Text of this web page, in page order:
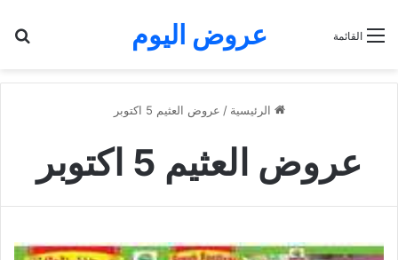
عروض اليوم القائمة
الرئيسية / عروض العثيم 5 اكتوبر
عروض العثيم 5 اكتوبر